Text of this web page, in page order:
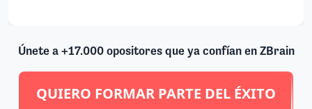
Únete a +17.000 opositores que ya confían en ZBrain
QUIERO FORMAR PARTE DEL ÉXITO